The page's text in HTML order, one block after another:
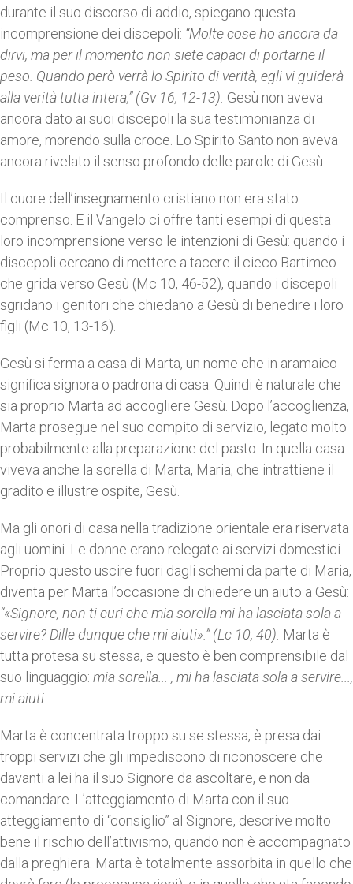
durante il suo discorso di addio, spiegano questa
incomprensione dei discepoli: “Molte cose ho ancora da
dirvi, ma per il momento non siete capaci di portarne il
peso. Quando però verrà lo Spirito di verità, egli vi guiderà
alla verità tutta intera,” (Gv 16, 12-13). Gesù non aveva
ancora dato ai suoi discepoli la sua testimonianza di
amore, morendo sulla croce. Lo Spirito Santo non aveva
ancora rivelato il senso profondo delle parole di Gesù.
Il cuore dell’insegnamento cristiano non era stato
comprenso. E il Vangelo ci offre tanti esempi di questa
loro incomprensione verso le intenzioni di Gesù: quando i
discepoli cercano di mettere a tacere il cieco Bartimeo
che grida verso Gesù (Mc 10, 46-52), quando i discepoli
sgridano i genitori che chiedano a Gesù di benedire i loro
figli (Mc 10, 13-16).
Gesù si ferma a casa di Marta, un nome che in aramaico
significa signora o padrona di casa. Quindi è naturale che
sia proprio Marta ad accogliere Gesù. Dopo l’accoglienza,
Marta prosegue nel suo compito di servizio, legato molto
probabilmente alla preparazione del pasto. In quella casa
viveva anche la sorella di Marta, Maria, che intrattiene il
gradito e illustre ospite, Gesù.
Ma gli onori di casa nella tradizione orientale era riservata
agli uomini. Le donne erano relegate ai servizi domestici.
Proprio questo uscire fuori dagli schemi da parte di Maria,
diventa per Marta l’occasione di chiedere un aiuto a Gesù:
“«Signore, non ti curi che mia sorella mi ha lasciata sola a
servire? Dille dunque che mi aiuti».” (Lc 10, 40). Marta è
tutta protesa su stessa, e questo è ben comprensibile dal
suo linguaggio: mia sorella... , mi ha lasciata sola a servire...,
mi aiuti...
Marta è concentrata troppo su se stessa, è presa dai
troppi servizi che gli impediscono di riconoscere che
davanti a lei ha il suo Signore da ascoltare, e non da
comandare. L’atteggiamento di Marta con il suo
atteggiamento di “consiglio” al Signore, descrive molto
bene il rischio dell’attivismo, quando non è accompagnato
dalla preghiera. Marta è totalmente assorbita in quello che